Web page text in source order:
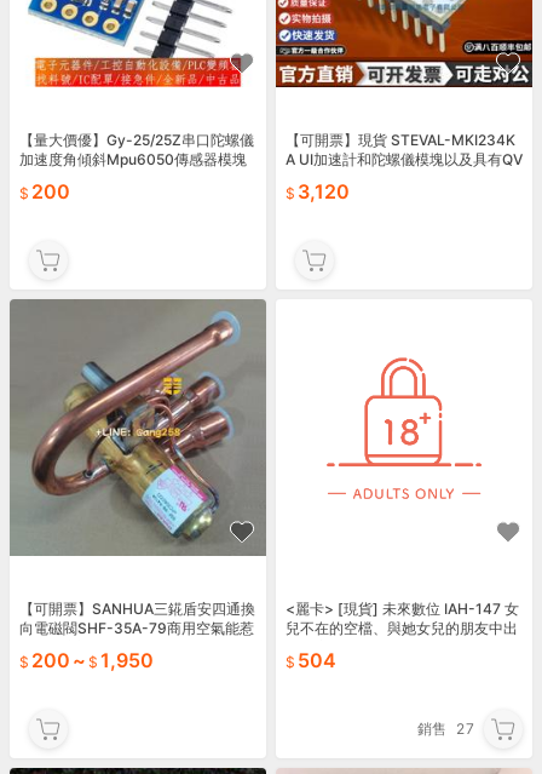
【量大價優】Gy-25/25Z串口陀螺儀
加速度角傾斜Mpu6050傳感器模塊
200
【可開票】現貨 STEVAL-MKI234K
A UI加速計和陀螺儀模塊以及具有QV
3,120
【可開票】SANHUA三錵盾安四通換
向電磁閥SHF-35A-79商用空氣能惹
200 ~ 1,950
<麗卡> [現貨] 未來數位 IAH-147 女
兒不在的空檔、與她女兒的朋友中出
504
銷售 27